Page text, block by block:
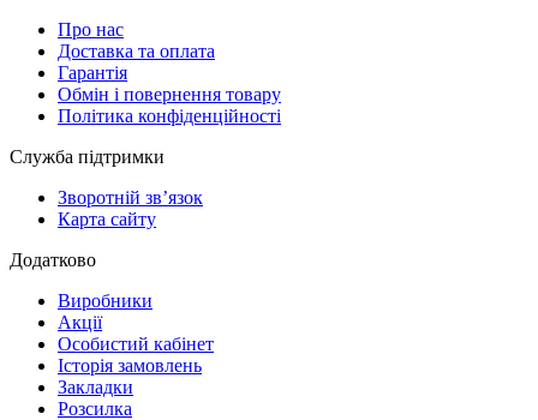
Про нас
Доставка та оплата
Гарантія
Обмін і повернення товару
Політика конфіденційності
Служба підтримки
Зворотній зв’язок
Карта сайту
Додатково
Виробники
Акції
Особистий кабінет
Історія замовлень
Закладки
Розсилка